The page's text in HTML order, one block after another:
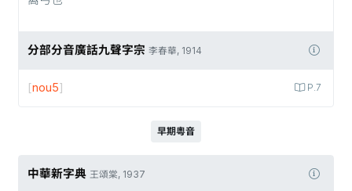
分部分音廣話九聲字宗 李春華, 1914
P.7
[nou5]
早期粵音
中華新字典 王頌棠, 1937